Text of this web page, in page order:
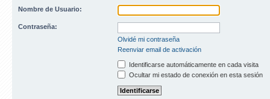
Nombre de Usuario:
Contraseña:
Olvidé mi contraseña
Reenviar email de activación
Identificarse automáticamente en cada visita
Ocultar mi estado de conexión en esta sesión